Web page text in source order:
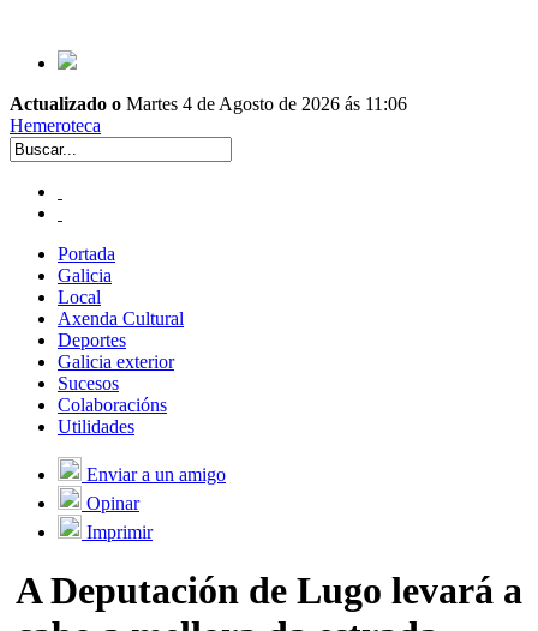
Actualizado o Martes 4 de Agosto de 2026 ás 11:06
Hemeroteca
Portada
Galicia
Local
Axenda Cultural
Deportes
Galicia exterior
Sucesos
Colaboracións
Utilidades
Enviar a un amigo
Opinar
Imprimir
A Deputación de Lugo levará a